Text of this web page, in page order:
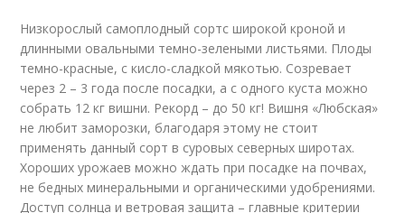
Низкорослый самоплодный сортс широкой кроной и
длинными овальными темно-зелеными листьями. Плоды
темно-красные, с кисло-сладкой мякотью. Созревает
через 2 – 3 года после посадки, а с одного куста можно
собрать 12 кг вишни. Рекорд – до 50 кг! Вишня «Любская»
не любит заморозки, благодаря этому не стоит
применять данный сорт в суровых северных широтах.
Хороших урожаев можно ждать при посадке на почвах,
не бедных минеральными и органическими удобрениями.
Доступ солнца и ветровая защита – главные критерии